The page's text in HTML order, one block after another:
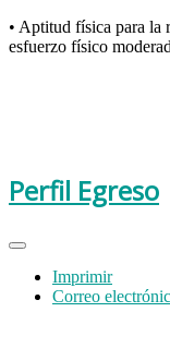
• Aptitud física para la
esfuerzo físico
Perfil Egreso
Imprimir
Correo